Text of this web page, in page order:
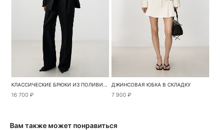
КЛАССИЧЕСКИЕ БРЮКИ ИЗ ПОЛИВИСКОЗЫ
16 700 ₽
ДЖИНСОВАЯ ЮБКА В СКЛАДКУ
7 900 ₽
Вам также может понравиться